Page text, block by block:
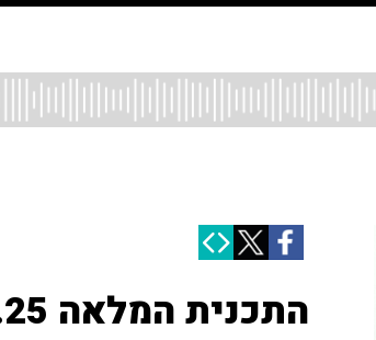
התכנית המלאה 31.10.25